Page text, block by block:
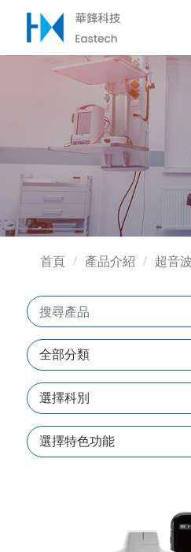
首頁 產品介紹 超音
全部分類
選擇科別
選擇特色功能